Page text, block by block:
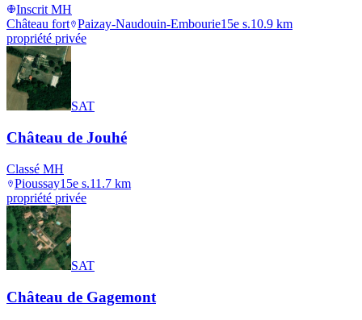
Inscrit MH
Château fort Paizay-Naudouin-Embourie15e s.10.9 km
propriété privée
SAT
Château de Jouhé
Classé MH
Pioussay15e s.11.7 km
propriété privée
SAT
Château de Gagemont